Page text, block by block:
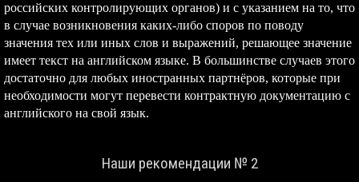
российских контролирующих органов) и с указанием на то, что
в случае возникновения каких-либо споров по поводу
значения тех или иных слов и выражений, решающее значение
имеет текст на английском языке. В большинстве случаев этого
достаточно для любых иностранных партнёров, которые при
необходимости могут перевести контрактную документацию с
английского на свой язык.
Наши рекомендации № 2